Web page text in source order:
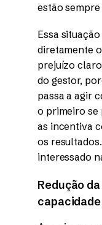
estão
Essa
diretamente
prejuízo
do gestor,
passa a agir
o primeiro se
as incentiva
os
interessado
Redução